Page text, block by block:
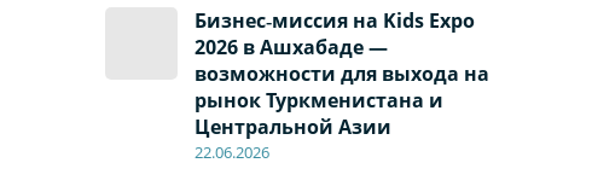
Бизнес‑миссия на Kids Expo
2026 в Ашхабаде —
возможности для выхода на
рынок Туркменистана и
Центральной Азии
22.06.2026